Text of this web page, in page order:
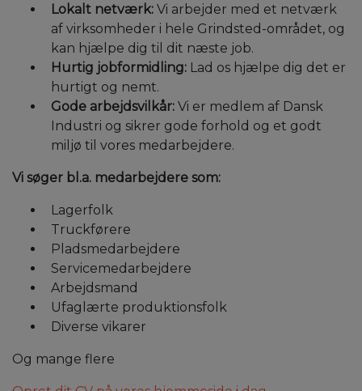
Lokalt netværk: Vi arbejder med et netværk
af virksomheder i hele Grindsted-området, og
kan hjælpe dig til dit næste job.
Hurtig jobformidling: Lad os hjælpe dig det er
hurtigt og nemt.
Gode arbejdsvilkår: Vi er medlem af Dansk
Industri og sikrer gode forhold og et godt
miljø til vores medarbejdere.
Vi søger bl.a. medarbejdere som:
Lagerfolk
Truckførere
Pladsmedarbejdere
Servicemedarbejdere
Arbejdsmand
Ufaglærte produktionsfolk
Diverse vikarer
Og mange flere